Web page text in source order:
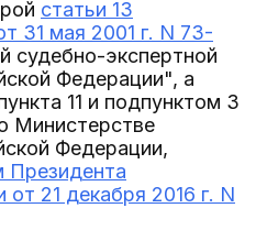
статьи 13
31 мая 2001 г. N 73-
судебно-экспертной
Федерации", а
11 и подпунктом 3
Министерстве
Федерации,
Президента
21 декабря 2016 г. N